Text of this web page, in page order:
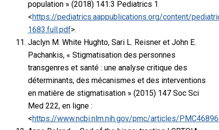
population » (2018) 141:3 Pediatrics 1
<https://pediatrics.aappublications.org/content/
1683.full.pdf>.
Jaclyn M. White Hughto, Sari L. Reisner et John E.
Pachankis, « Stigmatisation des personnes
transgenres et santé : une analyse critique des
déterminants, des mécanismes et des interventions
en matière de stigmatisation » (2015) 147 Soc Sci
Med 222, en ligne :
<https://www.ncbi.nlm.nih.gov/pmc/articles/